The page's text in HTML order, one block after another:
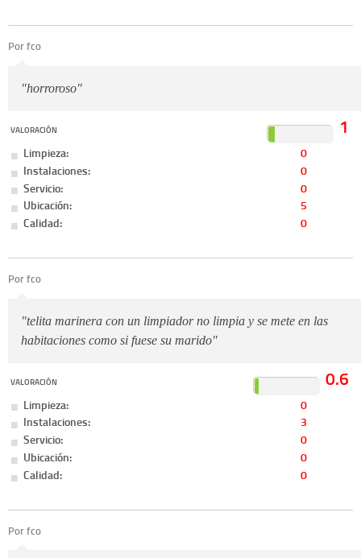
Por fco
"horroroso"
VALORACIÓN 1
Limpieza:
0
Instalaciones:
0
Servicio:
0
Ubicación:
5
Calidad:
0
Por fco
"telita marinera con un limpiador no limpia y se mete en las
habitaciones como si fuese su marido"
VALORACIÓN 0.6
Limpieza:
0
Instalaciones:
3
Servicio:
0
Ubicación:
0
Calidad:
0
Por fco